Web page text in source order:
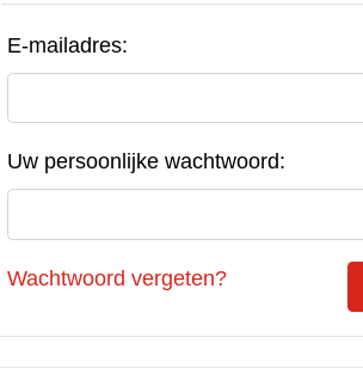
E-mailadres:
Uw persoonlijke wachtwoord:
Wachtwoord vergeten?